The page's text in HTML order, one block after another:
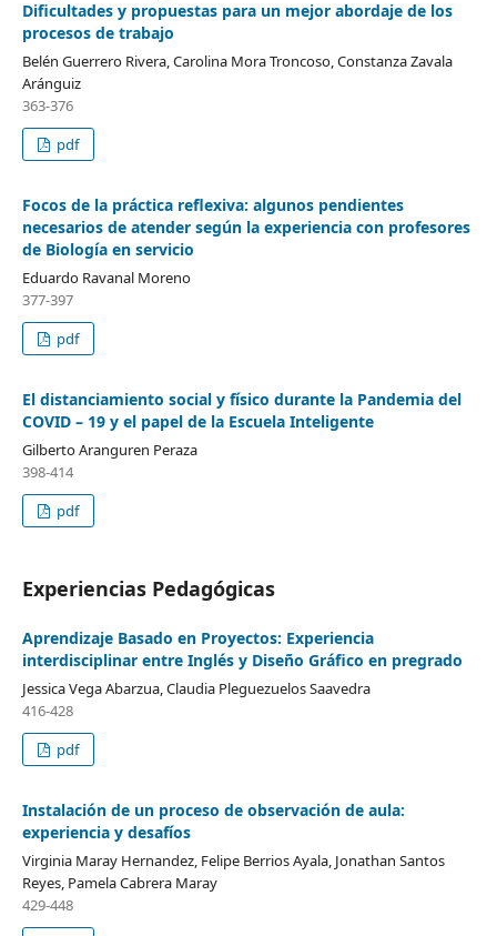
Dificultades y propuestas para un mejor abordaje de los
procesos de trabajo
Belén Guerrero Rivera, Carolina Mora Troncoso, Constanza Zavala
Aránguiz
363-376
pdf
Focos de la práctica reflexiva: algunos pendientes
necesarios de atender según la experiencia con profesores
de Biología en servicio
Eduardo Ravanal Moreno
377-397
pdf
El distanciamiento social y físico durante la Pandemia del
COVID – 19 y el papel de la Escuela Inteligente
Gilberto Aranguren Peraza
398-414
pdf
Experiencias Pedagógicas
Aprendizaje Basado en Proyectos: Experiencia
interdisciplinar entre Inglés y Diseño Gráfico en pregrado
Jessica Vega Abarzua, Claudia Pleguezuelos Saavedra
416-428
pdf
Instalación de un proceso de observación de aula:
experiencia y desafíos
Virginia Maray Hernandez, Felipe Berrios Ayala, Jonathan Santos
Reyes, Pamela Cabrera Maray
429-448